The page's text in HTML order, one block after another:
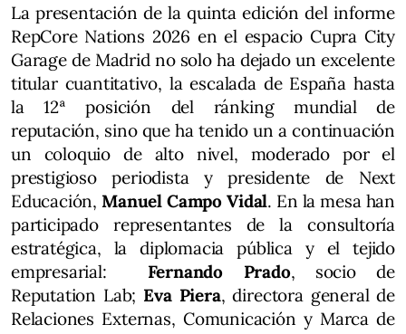
La presentación de la quinta edición del informe
RepCore Nations 2026 en el espacio Cupra City
Garage de Madrid no solo ha dejado un excelente
titular cuantitativo, la escalada de España hasta
la 12ª posición del ránking mundial de
reputación, sino que ha tenido un a continuación
un coloquio de alto nivel, moderado por el
prestigioso periodista y presidente de Next
Educación, Manuel Campo Vidal. En la mesa han
participado representantes de la consultoría
estratégica, la diplomacia pública y el tejido
empresarial: Fernando Prado, socio de
Reputation Lab; Eva Piera, directora general de
Relaciones Externas, Comunicación y Marca de